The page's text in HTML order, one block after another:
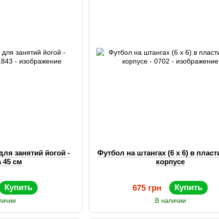
занятий йогой -
45 см
Купить
Футбол на штангах (6 х 6) в
корпусе
675 грн Купить
В наличии